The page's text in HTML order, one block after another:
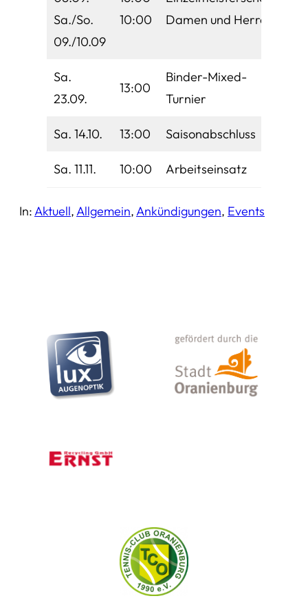
Sa./So.
09./10.09
10:00
Damen und Herren
Sa.
23.09.
13:00
Binder-Mixed-
Turnier
Sa. 14.10. 13:00 Saisonabschluss
Sa. 11.11. 10:00 Arbeitseinsatz
In:Aktuell, Allgemein, Ankündigungen, Events